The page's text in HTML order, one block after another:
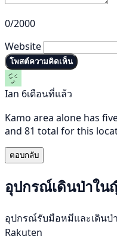
0/2000
Website
โพสต์ความคิดเห็น
Ian 6เดือนที่แล้ว
Kamo area alone has
and 81 total for this
ตอบกลับ
อุปกรณ์เดินป่าใน
อุปกรณ์รับมือหมีและเดินป่
Rakuten